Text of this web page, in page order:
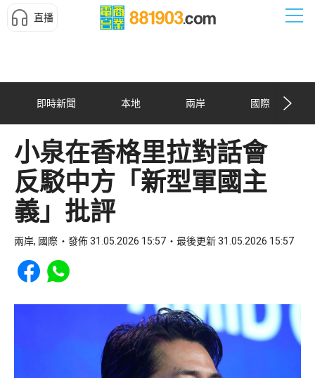
直播
即時新聞 本地 兩岸 國際
小泉在香格里拉對話會
反駁中方「新型軍國主
義」批評
兩岸, 國際 發佈 31.05.2026 15:57 最後更新 31.05.2026 15:57
Share to Facebook
Share to WhatsApp